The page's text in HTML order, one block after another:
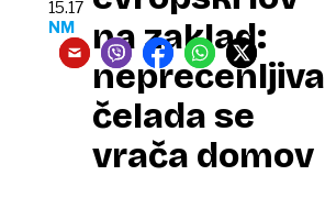
na zaklad:
neprecenljiva
čelada se
vrača domov
15.17
NM